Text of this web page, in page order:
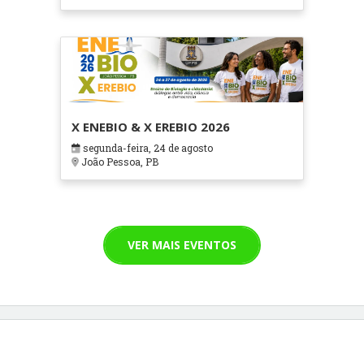
X ENEBIO & X EREBIO 2026
segunda-feira, 24 de agosto
João Pessoa, PB
VER MAIS EVENTOS